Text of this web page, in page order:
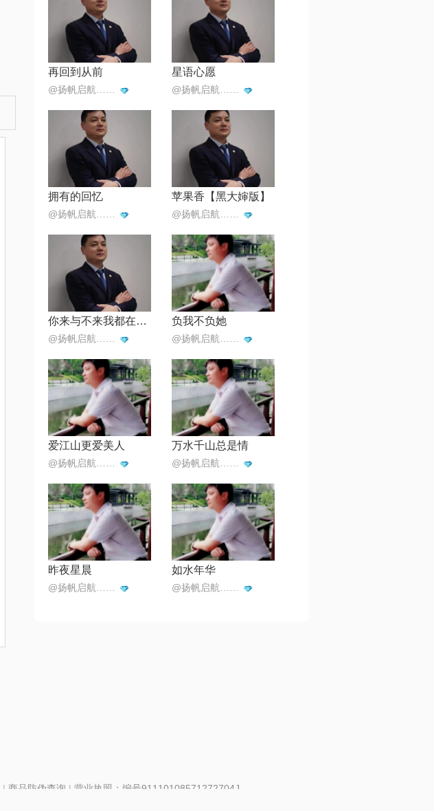
再回到从前 星语心愿
拥有的回忆 苹果香【黑大婶版】
你来与不来我都在等你 负我不负她
爱江山更爱美人 万水千山总是情
昨夜星晨 如水年华
| 商品防伪查询 | 营业执照：编号91110108571272704J